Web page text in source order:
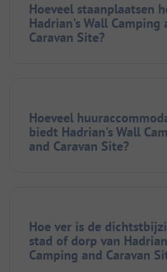
Hoeveel staanplaatsen
Hadrian's Wall Camping
Caravan Site?
Hoeveel
biedt Hadrian's Wall
and Caravan Site?
Hoe ver is de
stad of dorp van
Camping and Caravan